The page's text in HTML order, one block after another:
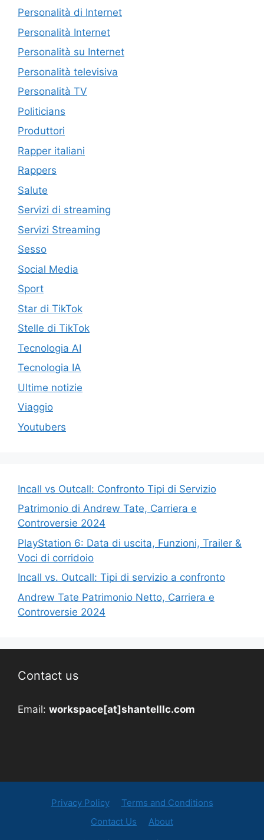
Personalità di Internet
Personalità Internet
Personalità su Internet
Personalità televisiva
Personalità TV
Politicians
Produttori
Rapper italiani
Rappers
Salute
Servizi di streaming
Servizi Streaming
Sesso
Social Media
Sport
Star di TikTok
Stelle di TikTok
Tecnologia AI
Tecnologia IA
Ultime notizie
Viaggio
Youtubers
Incall vs Outcall: Confronto Tipi di Servizio
Patrimonio di Andrew Tate, Carriera e
Controversie 2024
PlayStation 6: Data di uscita, Funzioni, Trailer &
Voci di corridoio
Incall vs. Outcall: Tipi di servizio a confronto
Andrew Tate Patrimonio Netto, Carriera e
Controversie 2024
Contact us
Email: workspace[at]shantelllc.com
Privacy Policy
Terms and Conditions
Contact Us
About